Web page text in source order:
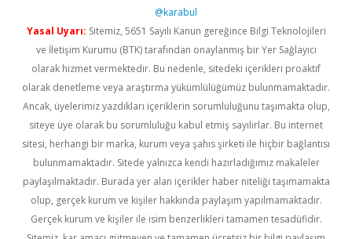
@karabul
Yasal Uyarı: Sitemiz, 5651 Sayılı Kanun gereğince Bilgi Teknolojileri
ve İletişim Kurumu (BTK) tarafından onaylanmış bir Yer Sağlayıcı
olarak hizmet vermektedir. Bu nedenle, sitedeki içerikleri proaktif
olarak denetleme veya araştırma yükümlülüğümüz bulunmamaktadır.
Ancak, üyelerimiz yazdıkları içeriklerin sorumluluğunu taşımakta olup,
siteye üye olarak bu sorumluluğu kabul etmiş sayılırlar. Bu internet
sitesi, herhangi bir marka, kurum veya şahıs şirketi ile hiçbir bağlantısı
bulunmamaktadır. Sitede yalnızca kendi hazırladığımız makaleler
paylaşılmaktadır. Burada yer alan içerikler haber niteliği taşımamakta
olup, gerçek kurum ve kişiler hakkında paylaşım yapılmamaktadır.
Gerçek kurum ve kişiler ile isim benzerlikleri tamamen tesadüfidir.